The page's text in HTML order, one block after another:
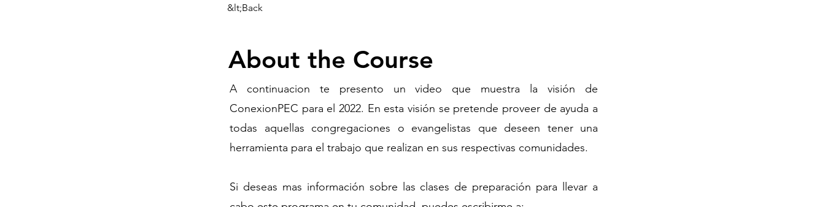
&lt;Back
About the Course
A continuacion te presento un video que muestra la visión de
ConexionPEC para el 2022. En esta visión se pretende proveer de ayuda a
todas aquellas congregaciones o evangelistas que deseen tener una
herramienta para el trabajo que realizan en sus respectivas comunidades.
Si deseas mas información sobre las clases de preparación para llevar a